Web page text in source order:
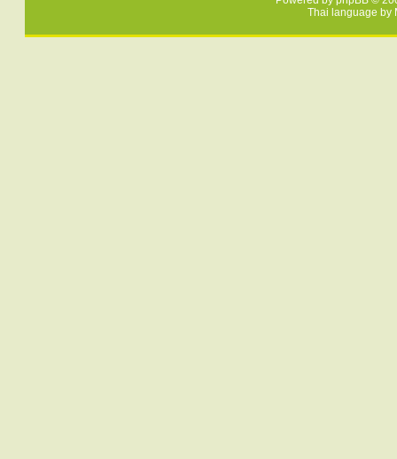
Thai language by